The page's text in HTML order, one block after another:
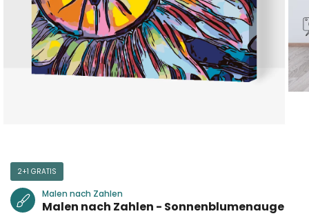
2+1 GRATIS
Malen nach Zahlen
Malen nach Zahlen - Sonnenblumenauge